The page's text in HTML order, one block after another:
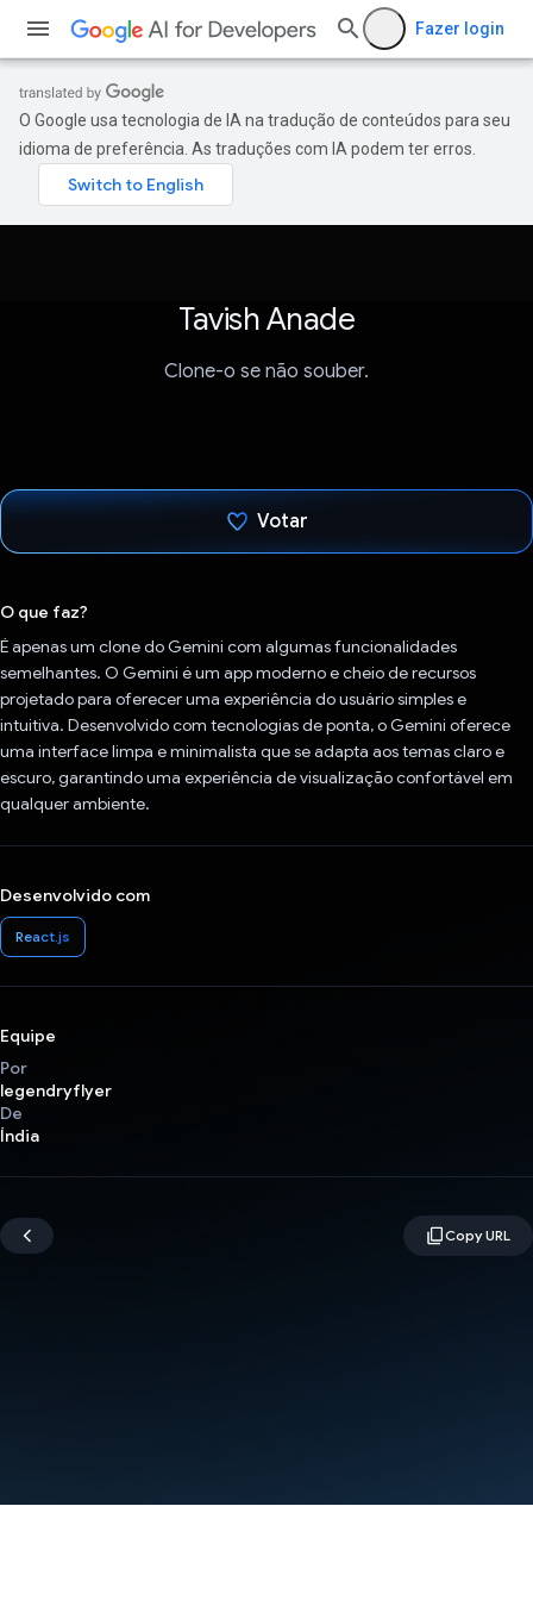
Fazer login
O Google usa tecnologia de IA na tradução de conteúdos para seu
idioma de preferência. As traduções com IA podem ter erros.
Tavish Anade
Clone-o se não souber.
Votar
O que faz?
É apenas um clone do Gemini com algumas funcionalidades
semelhantes. O Gemini é um app moderno e cheio de recursos
projetado para oferecer uma experiência do usuário simples e
intuitiva. Desenvolvido com tecnologias de ponta, o Gemini oferece
uma interface limpa e minimalista que se adapta aos temas claro e
escuro, garantindo uma experiência de visualização confortável em
qualquer ambiente.
Desenvolvido com
React.js
Equipe
Por
legendryflyer
De
Índia